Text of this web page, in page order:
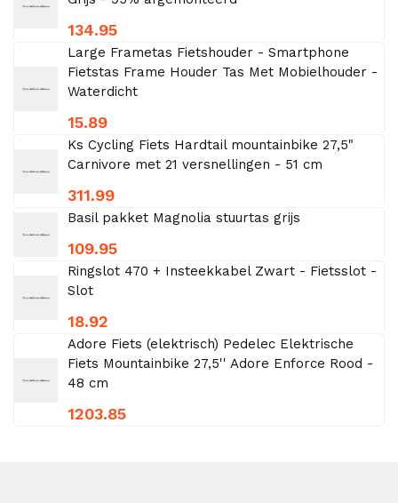
134.95
Large Frametas Fietshouder - Smartphone
Fietstas Frame Houder Tas Met Mobielhouder -
Waterdicht
15.89
Ks Cycling Fiets Hardtail mountainbike 27,5"
Carnivore met 21 versnellingen - 51 cm
311.99
Basil pakket Magnolia stuurtas grijs
109.95
Ringslot 470 + Insteekkabel Zwart - Fietsslot -
Slot
18.92
Adore Fiets (elektrisch) Pedelec Elektrische
Fiets Mountainbike 27,5'' Adore Enforce Rood -
48 cm
1203.85